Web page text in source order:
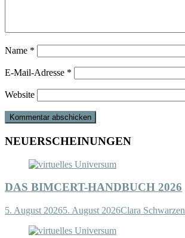
Name *
E-Mail-Adresse *
Website
NEUERSCHEINUNGEN
DAS BIMCERT-HANDBUCH 2026
5. August 20265. August 2026Clara